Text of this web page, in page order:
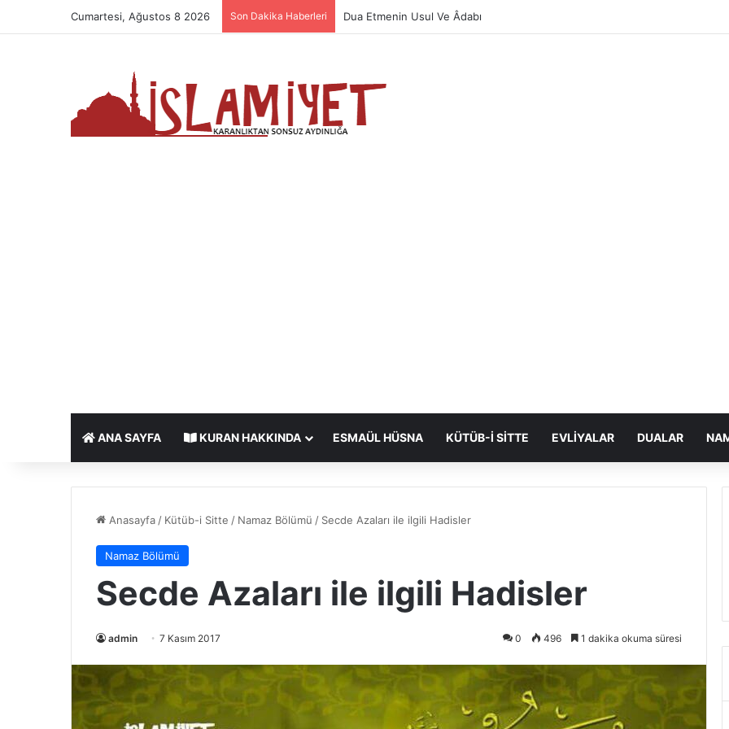
Cumartesi, Ağustos 8 2026 Son Dakika Haberleri Namazın Önemi Ve Fazileti
ANA SAYFA KURAN HAKKINDA ESMAÜL HÜSNA KÜTÜB-I SITTE EVLIYALAR DUALAR
Anasayfa / Kütüb-i Sitte / Namaz Bölümü / Secde Azaları ile ilgili Hadisler
Namaz Bölümü
Secde Azaları ile ilgili Hadisler
admin 7 Kasım 2017 0 496 1 dakika okuma süresi